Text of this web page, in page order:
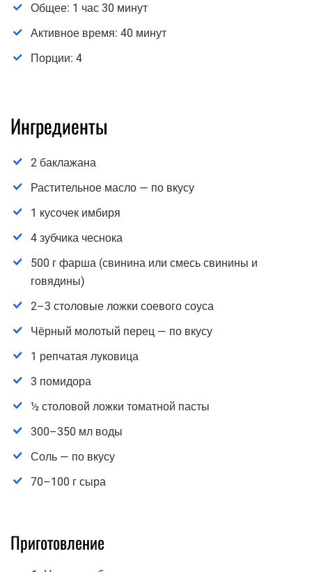
Общее: 1 час 30 минут
Активное время: 40 минут
Порции: 4
Ингредиенты
2 баклажана
Растительное масло — по вкусу
1 кусочек имбиря
4 зубчика чеснока
500 г фарша (свинина или смесь свинины и
говядины)
2–3 столовые ложки соевого соуса
Чёрный молотый перец — по вкусу
1 репчатая луковица
3 помидора
½ столовой ложки томатной пасты
300–350 мл воды
Соль — по вкусу
70–100 г сыра
Приготовление